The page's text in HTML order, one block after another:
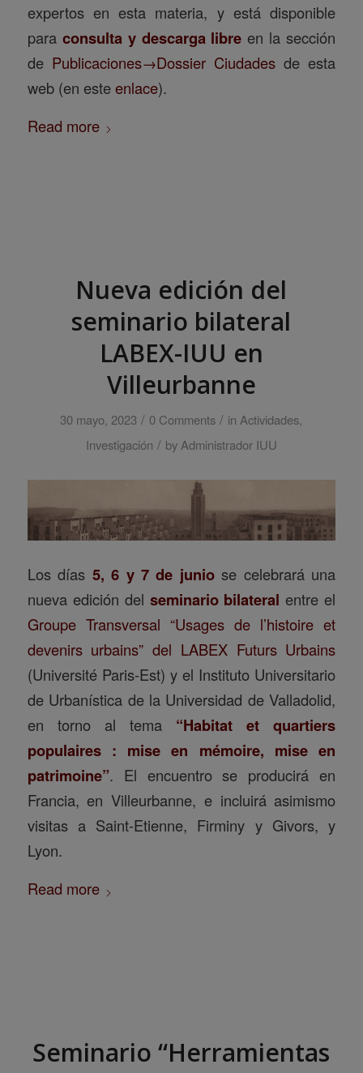
expertos en esta materia, y está disponible
para consulta y descarga libre en la sección
de Publicaciones→Dossier Ciudades de esta
web (en esteenlace).
Read more
Nueva edición del
seminario bilateral
LABEX-IUU en
Villeurbanne
30 mayo, 2023 / 0 Comments / in Actividades,
Investigación / by Administrador IUU
Los días 5, 6 y 7 de juniose celebrará una
nueva edición del seminario bilateral entre el
Groupe Transversal “Usages de l’histoire et
devenirs urbains” del LABEX Futurs Urbains
(Université Paris-Est) y el Instituto Universitario
de Urbanística de la Universidad de Valladolid,
en torno al tema “Habitat et quartiers
populaires : mise en mémoire, mise en
patrimoine”. El encuentro se producirá en
Francia, en Villeurbanne, e incluirá asimismo
visitas a Saint-Etienne, Firminy y Givors, y
Lyon.
Read more
Seminario “Herramientas